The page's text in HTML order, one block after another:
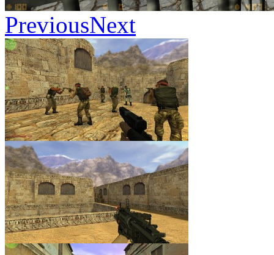
PreviousNext